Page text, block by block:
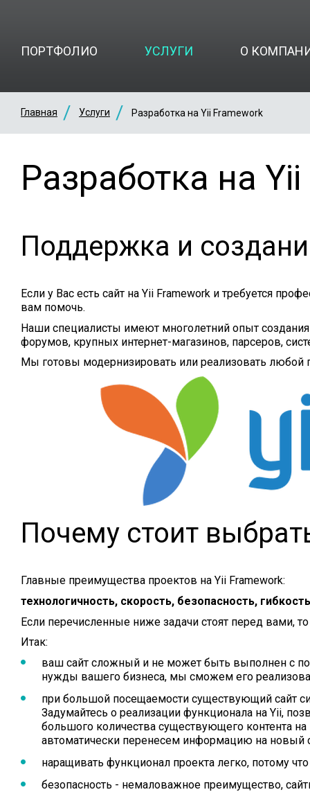
ПОРТФОЛИО УСЛУГИ О
Главная Услуги Разработка на Yii Framework
Разработка на
Поддержка и
Если у Вас есть сайт на Yii Framework и требуется
вам помочь.
Наши специалисты имеют многолетний опыт
форумов, крупных интернет-магазинов, парсеров,
Мы готовы модернизировать или реализовать любой
Почему стоит
Главные преимущества проектов на Yii Framework:
технологичность, скорость, безопасность,
Если перечисленные ниже задачи стоят перед вами,
Итак:
ваш сайт сложный и не может быть выполнен с
нужды вашего бизнеса, мы сможем его
при большой посещаемости существующий сайт
Задумайтесь о реализации функционала на Yii,
большого количества существующего контента
автоматически перенесем информацию на новый
наращивать функционал проекта легко, потому
безопасность - немаловажное преимущество,